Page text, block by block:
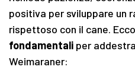
positiva per sviluppare un
rispettoso con il cane.
fondamentali per
Weimaraner: